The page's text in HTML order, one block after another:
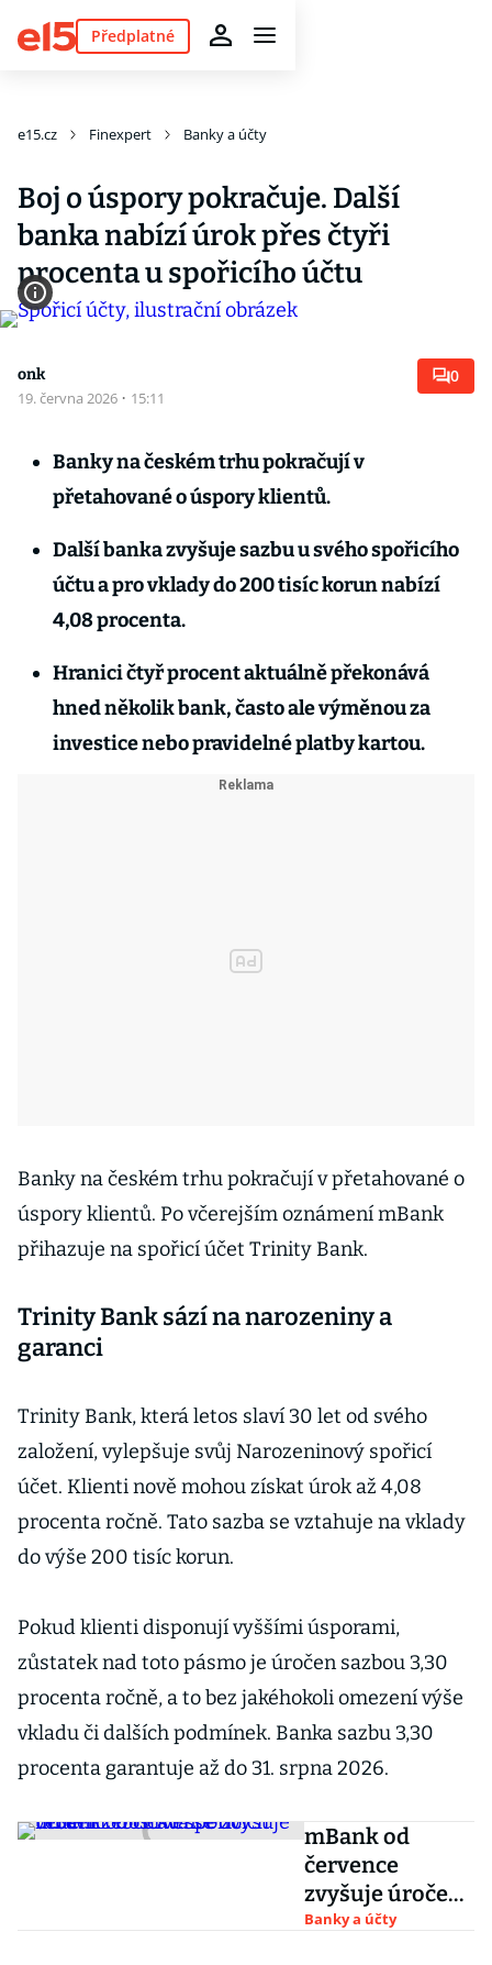
Předplatné
e15.cz Finexpert Banky a účty
Boj o úspory pokračuje. Další
banka nabízí úrok přes čtyři
procenta u spořicího účtu
onk
19. června 2026 · 15:11
0
Banky na českém trhu pokračují v
přetahované o úspory klientů.
Další banka zvyšuje sazbu u svého spořicího
účtu a pro vklady do 200 tisíc korun nabízí
4,08 procenta.
Hranici čtyř procent aktuálně překonává
hned několik bank, často ale výměnou za
investice nebo pravidelné platby kartou.
Banky na českém trhu pokračují v přetahované o
úspory klientů. Po včerejším oznámení mBank
přihazuje na spořicí účet Trinity Bank.
Trinity Bank sází na narozeniny a
garanci
Trinity Bank, která letos slaví 30 let od svého
založení, vylepšuje svůj Narozeninový spořicí
účet. Klienti nově mohou získat úrok až 4,08
procenta ročně. Tato sazba se vztahuje na vklady
do výše 200 tisíc korun.
Pokud klienti disponují vyššími úsporami,
zůstatek nad toto pásmo je úročen sazbou 3,30
procenta ročně, a to bez jakéhokoli omezení výše
vkladu či dalších podmínek. Banka sazbu 3,30
procenta garantuje až do 31. srpna 2026.
mBank od
července
zvyšuje úročení.
Dostavá se do
Banky a účty